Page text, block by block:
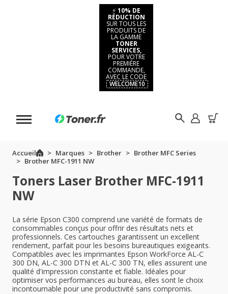
⚡ 10% DE
RÉDUCTION
SUR TOUS LES
PRODUITS DE
LA GAMME
TONER
SERVICES,
POUR VOTRE
PREMIÈRE
COMMANDE,
AVEC LE CODE
WELCOME10
Accueil Marques Brother
Brother MFC Series
Brother MFC-1911 NW
Toners Laser Brother MFC-1911
NW
La série Epson C300 comprend une variété de formats de
consommables conçus pour offrir des résultats nets et
professionnels. Ces cartouches garantissent un excellent
rendement, parfait pour les besoins bureautiques exigeants.
Compatibles avec les imprimantes Epson WorkForce AL-C
300 DN, AL-C 300 DTN et AL-C 300 TN, elles assurent une
qualité d'impression constante et fiable. Idéales pour
optimiser vos performances au bureau, elles sont le choix
incontournable pour une productivité sans compromis.